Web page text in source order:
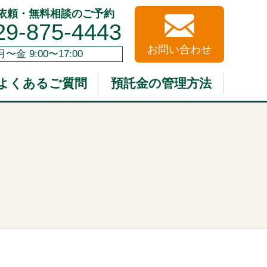
頼・無料相談のご予約
875-4443
〜金 9:00〜17:00 お問い合わせ
くあるご質問 預託金の管理方法